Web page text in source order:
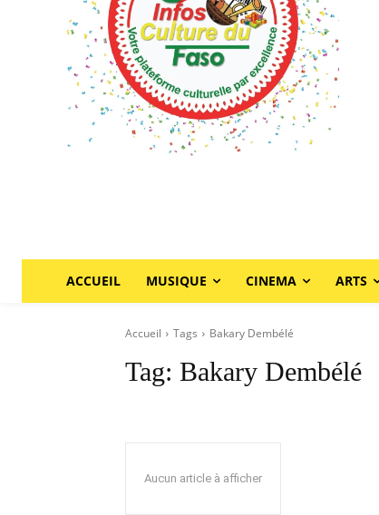
ACCUEIL MUSIQUE CINEMA ARTS
Accueil Tags Bakary Dembélé
Tag: Bakary Dembélé
Aucun article à afficher